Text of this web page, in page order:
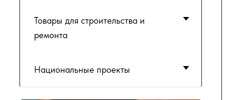
Товары для строительства и
ремонта
Национальные проекты